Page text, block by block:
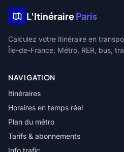
L'ItinéraireParis
Calculez votre itinéraire en
Île-de-France. Métro, RER, bus,
NAVIGATION
Itinéraires
Horaires en temps réel
Plan du métro
Tarifs & abonnements
Info trafic